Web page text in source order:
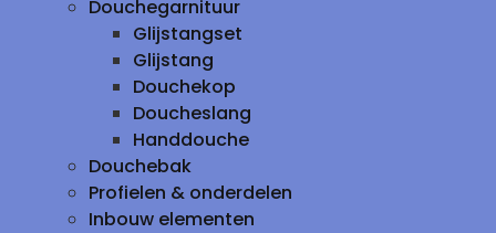
Douchegarnituur
Glijstangset
Glijstang
Douchekop
Doucheslang
Handdouche
Douchebak
Profielen & onderdelen
Inbouw elementen